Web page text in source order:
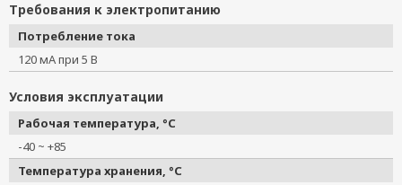
Требования к электропитанию
Потребление тока
120 мА при 5 В
Условия эксплуатации
Рабочая температура, °C
-40 ~ +85
Температура хранения, °C